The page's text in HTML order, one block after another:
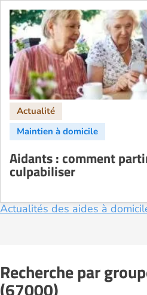
Aidants : comment
culpabiliser
Actualités des aides à
Recherche par